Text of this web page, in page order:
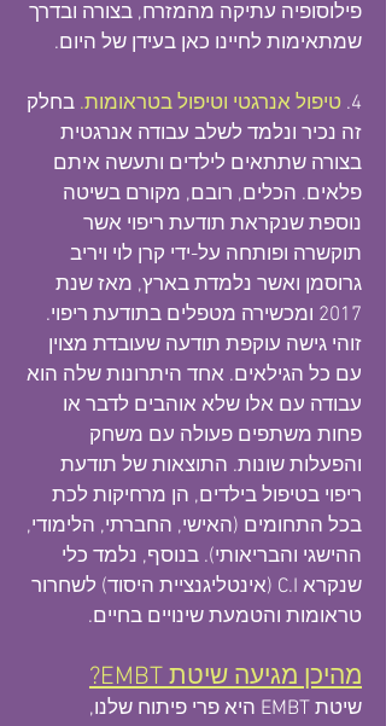
פילוסופיה עתיקה מהמזרח, בצורה ובדרך
שמתאימות לחיינו כאן בעידן של היום.
4. טיפול אנרגטי וטיפול בטראומות. בחלק
זה נכיר ונלמד לשלב עבודה אנרגטית
בצורה שתתאים לילדים ותעשה איתם
פלאים. הכלים, רובם, מקורם בשיטה
נוספת שנקראת תודעת ריפוי אשר
תוקשרה ופותחה על-ידי קרן לוי ויריב
גרוסמן ואשר נלמדת בארץ, מאז שנת
2017 ומכשירה מטפלים בתודעת ריפוי.
זוהי גישה עוקפת תודעה שעובדת מצוין
עם כל הגילאים. אחד היתרונות שלה הוא
עבודה עם אלו שלא אוהבים לדבר או
פחות משתפים פעולה עם משחק
והפעלות שונות. התוצאות של תודעת
ריפוי בטיפול בילדים, הן מרחיקות לכת
בכל התחומים (האישי, החברתי, הלימודי,
ההישגי והבריאותי). בנוסף, נלמד כלי
שנקרא C.I (אינטליגנציית היסוד) לשחרור
טראומות והטמעת שינויים בחיים.
מהיכן מגיעה שיטת EMBT?
שיטת EMBT היא פרי פיתוח שלנו,